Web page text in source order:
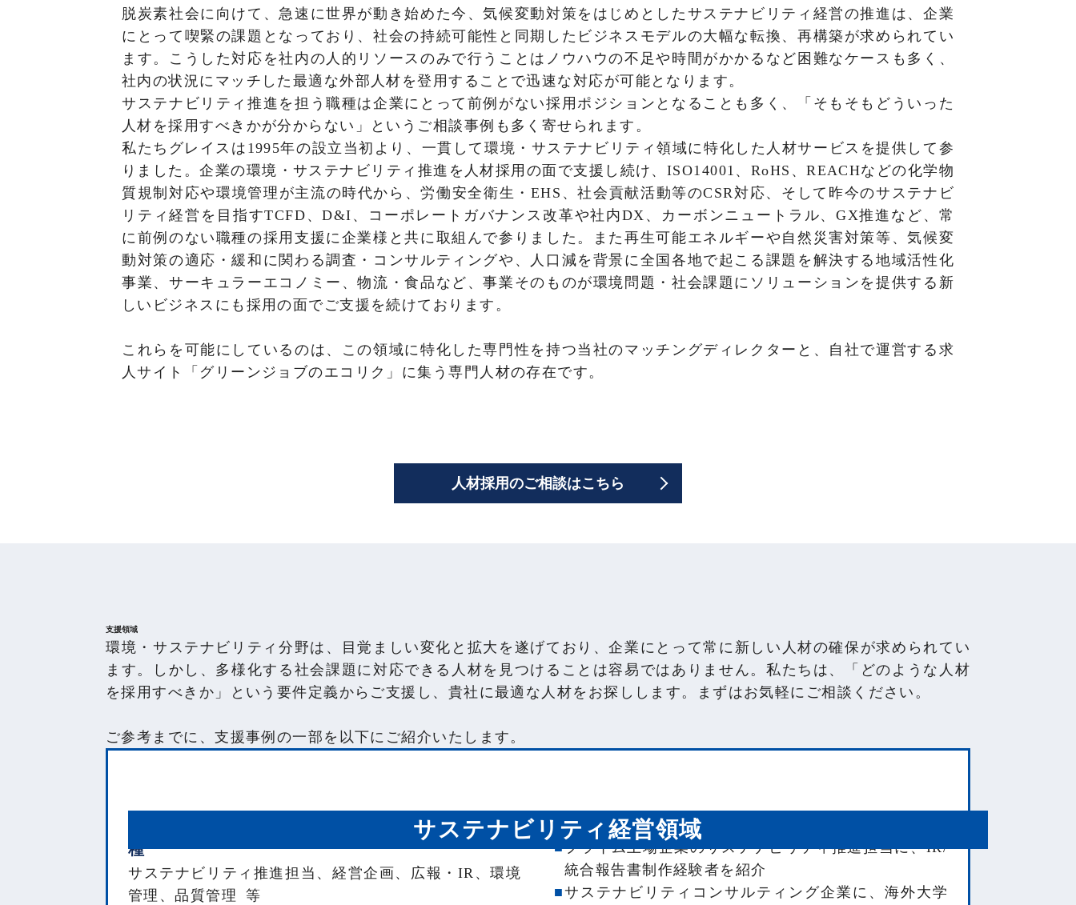
脱炭素社会に向けて、急速に世界が動き始めた今、気候変動対策をはじめとしたサステナビリティ経営の推進は、企業
にとって喫緊の課題となっており、社会の持続可能性と同期したビジネスモデルの大幅な転換、再構築が求められてい
ます。こうした対応を社内の人的リソースのみで行うことはノウハウの不足や時間がかかるなど困難なケースも多く、
社内の状況にマッチした最適な外部人材を登用することで迅速な対応が可能となります。
サステナビリティ推進を担う職種は企業にとって前例がない採用ポジションとなることも多く、「そもそもどういった
人材を採用すべきかが分からない」というご相談事例も多く寄せられます。
私たちグレイスは1995年の設立当初より、一貫して環境・サステナビリティ領域に特化した人材サービスを提供して参
りました。企業の環境・サステナビリティ推進を人材採用の面で支援し続け、ISO14001、RoHS、REACHなどの化学物
質規制対応や環境管理が主流の時代から、労働安全衛生・EHS、社会貢献活動等のCSR対応、そして昨今のサステナビ
リティ経営を目指すTCFD、D&I、コーポレートガバナンス改革や社内DX、カーボンニュートラル、GX推進など、常
に前例のない職種の採用支援に企業様と共に取組んで参りました。また再生可能エネルギーや自然災害対策等、気候変
動対策の適応・緩和に関わる調査・コンサルティングや、人口減を背景に全国各地で起こる課題を解決する地域活性化
事業、サーキュラーエコノミー、物流・食品など、事業そのものが環境問題・社会課題にソリューションを提供する新
しいビジネスにも採用の面でご支援を続けております。
これらを可能にしているのは、この領域に特化した専門性を持つ当社のマッチングディレクターと、自社で運営する求
人サイト「グリーンジョブのエコリク」に集う専門人材の存在です。
人材採用のご相談はこちら
支援領域
環境・サステナビリティ分野は、目覚ましい変化と拡大を遂げており、企業にとって常に新しい人材の確保が求められてい
ます。しかし、多様化する社会課題に対応できる人材を見つけることは容易ではありません。私たちは、「どのような人材
を採用すべきか」という要件定義からご支援し、貴社に最適な人材をお探しします。まずはお気軽にご相談ください。
ご参考までに、支援事例の一部を以下にご紹介いたします。
サステナビリティ経営領域
会社内部からサステナビリティ経営を推進する職
種
サステナビリティ推進担当、経営企画、広報・IR、環境
管理、品質管理 等
【紹介事例】
プライム上場企業のサステナビリティ推進担当に、IR/
統合報告書制作経験者を紹介
サステナビリティコンサルティング企業に、海外大学